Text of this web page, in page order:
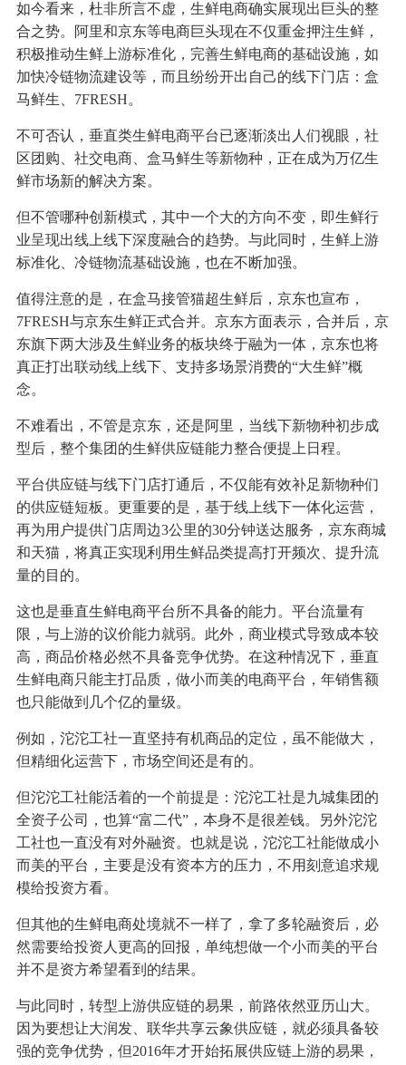
如今看来，杜非所言不虚，生鲜电商确实展现出巨头的整
合之势。阿里和京东等电商巨头现在不仅重金押注生鲜，
积极推动生鲜上游标准化，完善生鲜电商的基础设施，如
加快冷链物流建设等，而且纷纷开出自己的线下门店：盒
马鲜生、7FRESH。
不可否认，垂直类生鲜电商平台已逐渐淡出人们视眼，社
区团购、社交电商、盒马鲜生等新物种，正在成为万亿生
鲜市场新的解决方案。
但不管哪种创新模式，其中一个大的方向不变，即生鲜行
业呈现出线上线下深度融合的趋势。与此同时，生鲜上游
标准化、冷链物流基础设施，也在不断加强。
值得注意的是，在盒马接管猫超生鲜后，京东也宣布，
7FRESH与京东生鲜正式合并。京东方面表示，合并后，京
东旗下两大涉及生鲜业务的板块终于融为一体，京东也将
真正打出联动线上线下、支持多场景消费的“大生鲜”概
念。
不难看出，不管是京东，还是阿里，当线下新物种初步成
型后，整个集团的生鲜供应链能力整合便提上日程。
平台供应链与线下门店打通后，不仅能有效补足新物种们
的供应链短板。更重要的是，基于线上线下一体化运营，
再为用户提供门店周边3公里的30分钟送达服务，京东商城
和天猫，将真正实现利用生鲜品类提高打开频次、提升流
量的目的。
这也是垂直生鲜电商平台所不具备的能力。平台流量有
限，与上游的议价能力就弱。此外，商业模式导致成本较
高，商品价格必然不具备竞争优势。在这种情况下，垂直
生鲜电商只能主打品质，做小而美的电商平台，年销售额
也只能做到几个亿的量级。
例如，沱沱工社一直坚持有机商品的定位，虽不能做大，
但精细化运营下，市场空间还是有的。
但沱沱工社能活着的一个前提是：沱沱工社是九城集团的
全资子公司，也算“富二代”，本身不是很差钱。另外沱沱
工社也一直没有对外融资。也就是说，沱沱工社能做成小
而美的平台，主要是没有资本方的压力，不用刻意追求规
模给投资方看。
但其他的生鲜电商处境就不一样了，拿了多轮融资后，必
然需要给投资人更高的回报，单纯想做一个小而美的平台
并不是资方希望看到的结果。
与此同时，转型上游供应链的易果，前路依然亚历山大。
因为要想让大润发、联华共享云象供应链，就必须具备较
强的竞争优势，但2016年才开始拓展供应链上游的易果，